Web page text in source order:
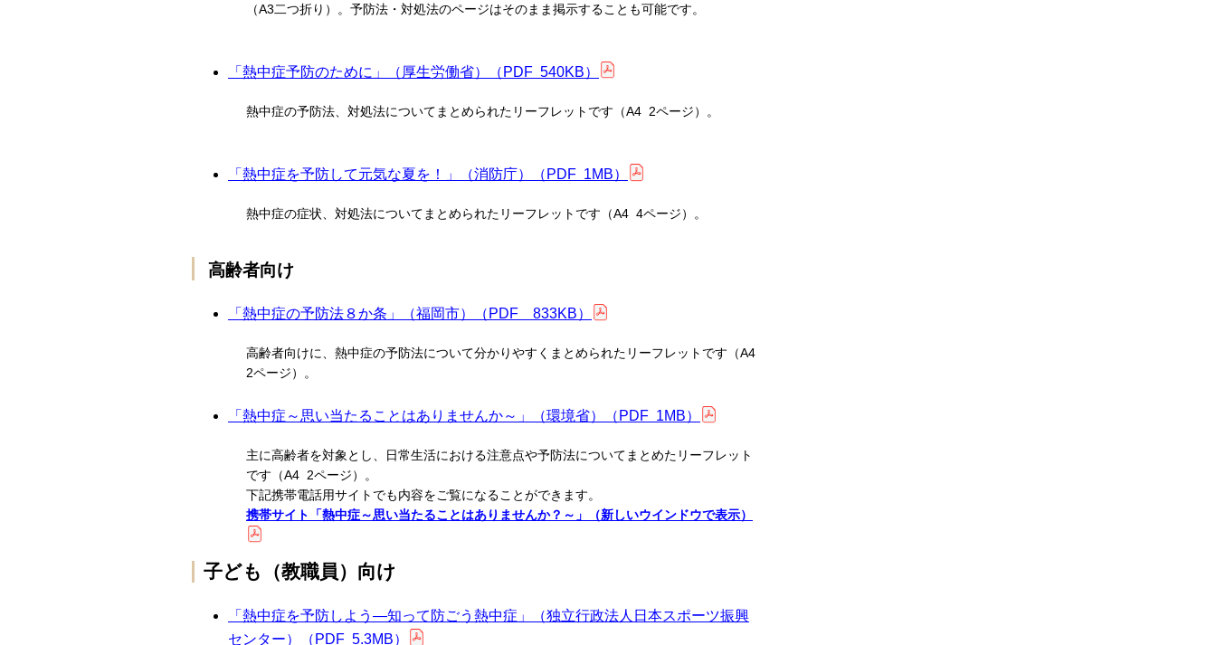
（A3二つ折り）。予防法・対処法のページはそのまま掲示することも可能です。
「熱中症予防のために」（厚生労働省）（PDF 540KB）
熱中症の予防法、対処法についてまとめられたリーフレットです（A4 2ページ）。
「熱中症を予防して元気な夏を！」（消防庁）（PDF 1MB）
熱中症の症状、対処法についてまとめられたリーフレットです（A4 4ページ）。
高齢者向け
「熱中症の予防法８か条」（福岡市）（PDF 833KB）
高齢者向けに、熱中症の予防法について分かりやすくまとめられたリーフレットです（A4
2ページ）。
「熱中症～思い当たることはありませんか～」（環境省）（PDF 1MB）
主に高齢者を対象とし、日常生活における注意点や予防法についてまとめたリーフレット
です（A4 2ページ）。
下記携帯電話用サイトでも内容をご覧になることができます。
携帯サイト「熱中症～思い当たることはありませんか？～」（新しいウインドウで表示）
子ども（教職員）向け
「熱中症を予防しよう―知って防ごう熱中症」（独立行政法人日本スポーツ振興
センター）（PDF 5.3MB）